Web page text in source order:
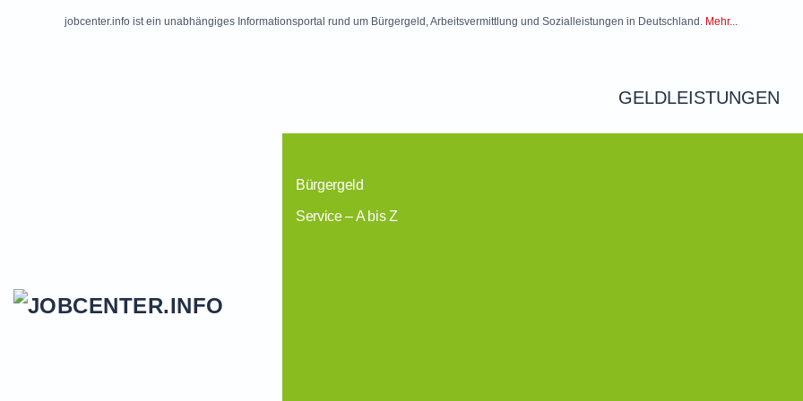
jobcenter.info ist ein unabhängiges Informationsportal rund um Bürgergeld, Arbeitsvermittlung und Sozialleistungen in Deutschland. Mehr...
GELDLEISTUNGEN
Bürgergeld
Service – A bis Z